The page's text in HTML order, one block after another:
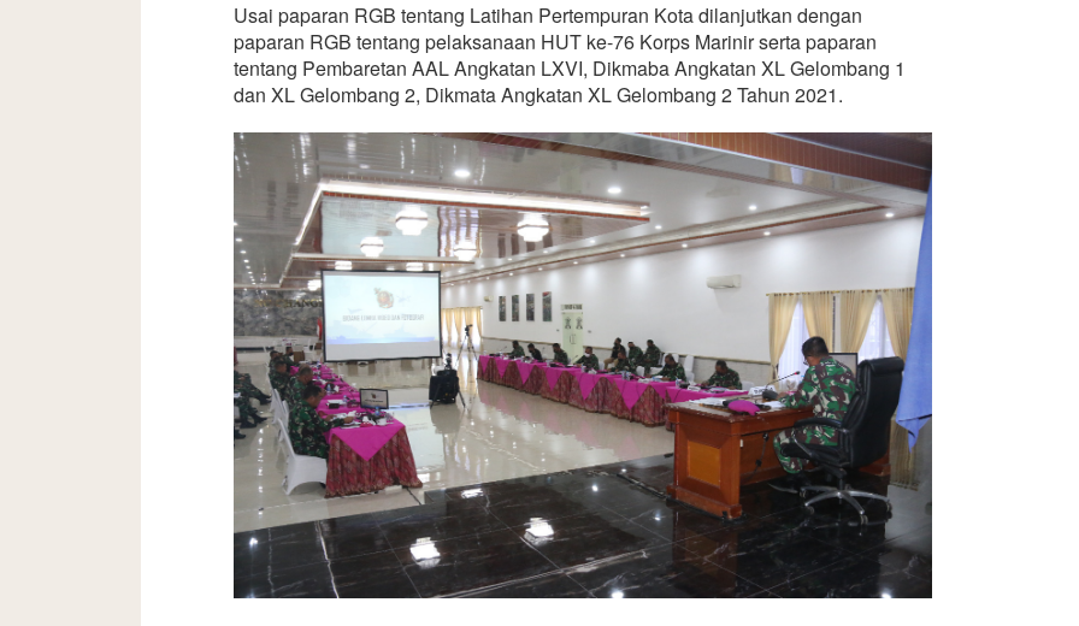
Usai paparan RGB tentang Latihan Pertempuran Kota dilanjutkan dengan
paparan RGB tentang pelaksanaan HUT ke-76 Korps Marinir serta paparan
tentang Pembaretan AAL Angkatan LXVI, Dikmaba Angkatan XL Gelombang 1
dan XL Gelombang 2, Dikmata Angkatan XL Gelombang 2 Tahun 2021.